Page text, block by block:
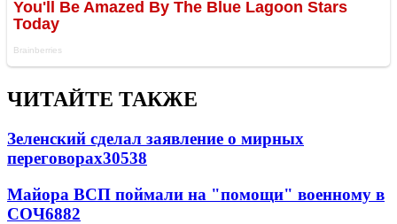
ЧИТАЙТЕ ТАКЖЕ
Зеленский сделал заявление о мирных
переговорах30538
Майора ВСП поймали на "помощи" военному в
СОЧ6882